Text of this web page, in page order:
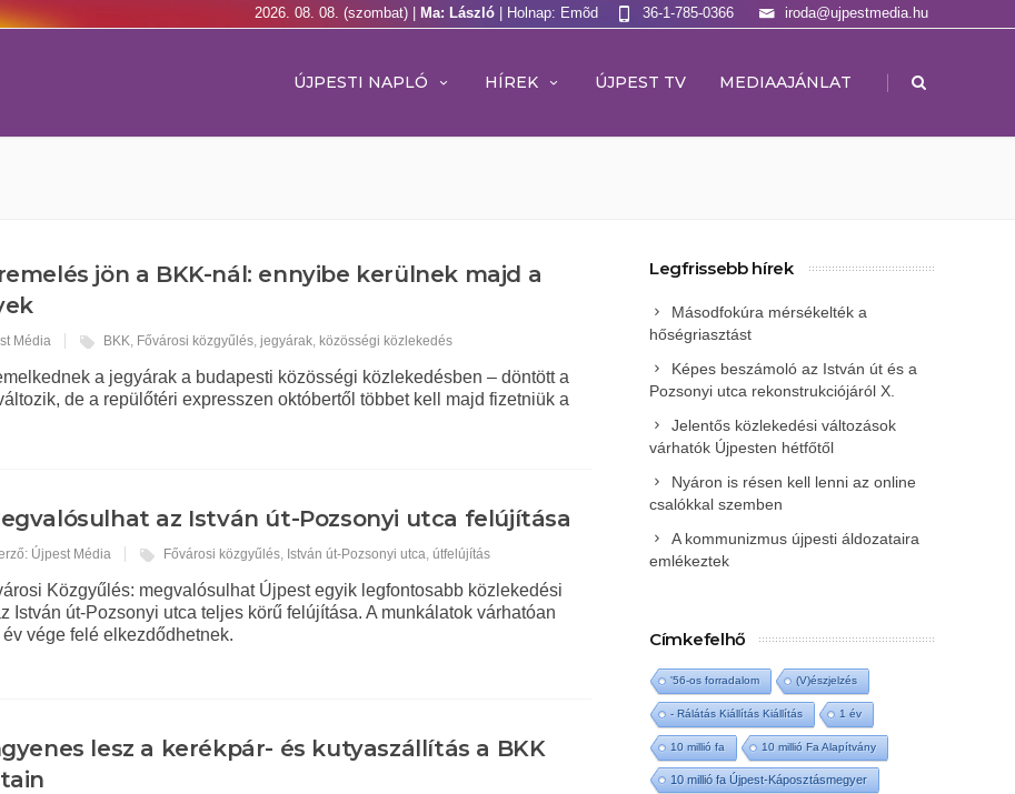
2026. 08. 08. (szombat) | Ma: László | Holnap: Emõd iroda@ujpestmedia.hu
36-1-785-0366
ÚJPESTI NAPLÓ HÍREK ÚJPEST TV MEDIAAJÁNLAT |
jön a BKK-nál: ennyibe kerülnek majd a
Média BKK, Fővárosi közgyűlés,jegyárak, közösségi közlekedés
a jegyárak a budapesti közösségi közlekedésben – döntött a
de a repülőtéri expresszen októbertől többet kell majd fizetniük a
az István út-Pozsonyi utca felújítása
Újpest Média Fővárosi közgyűlés, István út-Pozsonyi utca, útfelújítás
Közgyűlés: megvalósulhat Újpest egyik legfontosabb közlekedési
István út-Pozsonyi utca teljes körű felújítása. A munkálatok várhatóan
vége felé elkezdődhetnek.
lesz a kerékpár- és kutyaszállítás a BKK
Legfrissebb hírek
Másodfokúra mérsékelték a
hőségriasztást
Képes beszámoló az István út és a
Pozsonyi utca rekonstrukciójáról X.
Jelentős közlekedési változások
várhatók Újpesten hétfőtől
Nyáron is résen kell lenni az online
csalókkal szemben
A kommunizmus újpesti áldozataira
emlékeztek
Címkefelhő
'56-os forradalom (V)észjelzés
- Rálátás Kiállítás Kiállítás 1 év
10 millió fa 10 millió Fa Alapítvány
10 millió fa Újpest-Káposztásmegyer